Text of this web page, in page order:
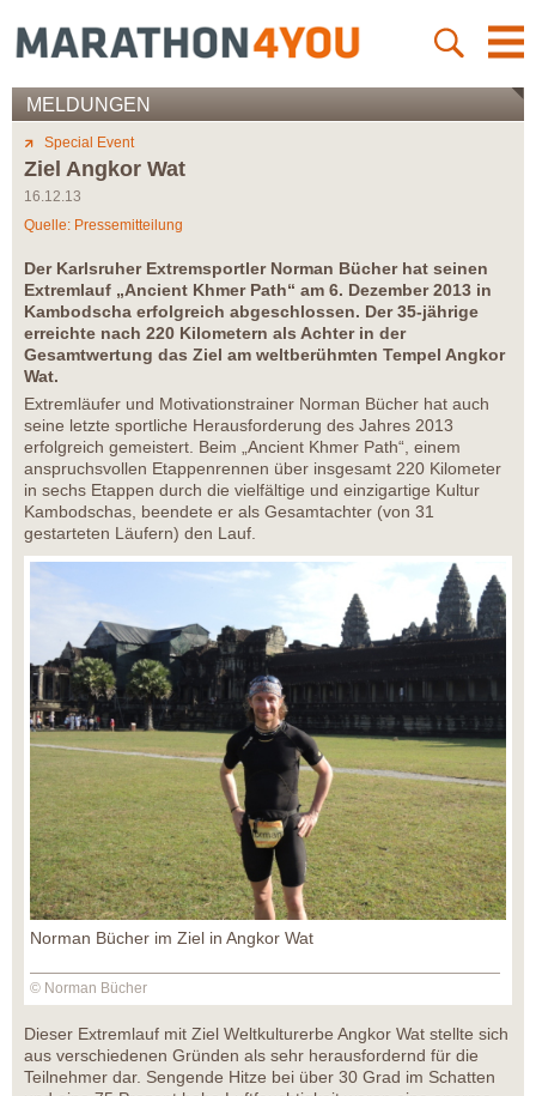
MELDUNGEN
Special Event
Ziel Angkor Wat
16.12.13
Quelle: Pressemitteilung
Der Karlsruher Extremsportler Norman Bücher hat seinen
Extremlauf „Ancient Khmer Path“ am 6. Dezember 2013 in
Kambodscha erfolgreich abgeschlossen. Der 35-jährige
erreichte nach 220 Kilometern als Achter in der
Gesamtwertung das Ziel am weltberühmten Tempel Angkor
Wat.
Extremläufer und Motivationstrainer Norman Bücher hat auch
seine letzte sportliche Herausforderung des Jahres 2013
erfolgreich gemeistert. Beim „Ancient Khmer Path“, einem
anspruchsvollen Etappenrennen über insgesamt 220 Kilometer
in sechs Etappen durch die vielfältige und einzigartige Kultur
Kambodschas, beendete er als Gesamtachter (von 31
gestarteten Läufern) den Lauf.
Norman Bücher im Ziel in Angkor Wat
© Norman Bücher
Dieser Extremlauf mit Ziel Weltkulturerbe Angkor Wat stellte sich
aus verschiedenen Gründen als sehr herausfordernd für die
Teilnehmer dar. Sengende Hitze bei über 30 Grad im Schatten